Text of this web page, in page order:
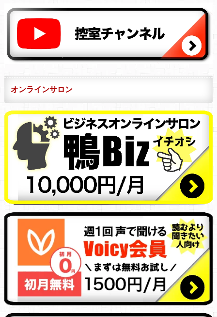
オンラインサロン